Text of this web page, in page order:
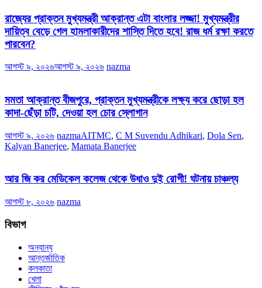
রাজ্যের প্রাক্তন মুখ্যমন্ত্রী আক্রান্ত এটা বাংলার লজ্জা! মুখ্যমন্ত্রীর
দায়িত্ব বেড়ে গেল হামলাকারীদের শাস্তি দিতে হবে! রাজ ধর্ম রক্ষা করতে
পারবেন?
আগস্ট ৯, ২০২৬আগস্ট ৯, ২০২৬ nazma
মমতা আক্রান্ত বীজপুরে, প্রাক্তন মুখ্যমন্ত্রীকে লক্ষ্য করে ছোড়া হল
কাদা-ছেঁড়া চটি, দেওয়া হল চোর স্লোগান
আগস্ট ৯, ২০২৬ nazmaAITMC, C M Suvendu Adhikari, Dola Sen,
Kalyan Banerjee, Mamata Banerjee
আর জি কর মেডিকেল কলেজ থেকে উধাও দুই রোগী! ঘটনায় চাঞ্চল্য
আগস্ট ৮, ২০২৬ nazma
বিভাগ
অন্যান্য
আন্তর্জাতিক
কলকাতা
খেলা